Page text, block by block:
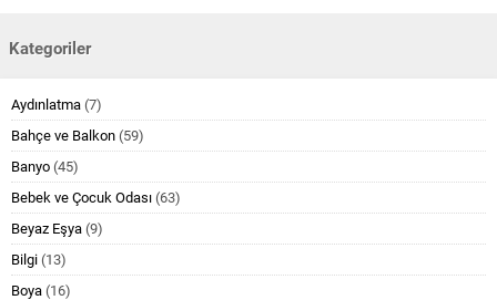
Kategoriler
Aydınlatma (7)
Bahçe ve Balkon (59)
Banyo (45)
Bebek ve Çocuk Odası (63)
Beyaz Eşya (9)
Bilgi (13)
Boya (16)